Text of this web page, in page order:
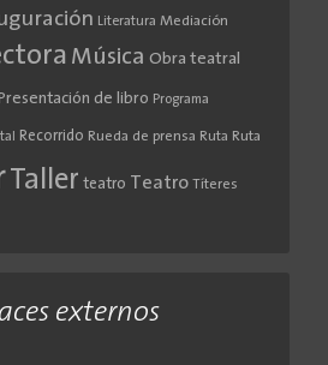
Literatura Mediación
Música Obra teatral
Presentación de libro Programa
Recorrido Rueda de prensa Ruta Ruta
Taller teatro Teatro Títeres
externos